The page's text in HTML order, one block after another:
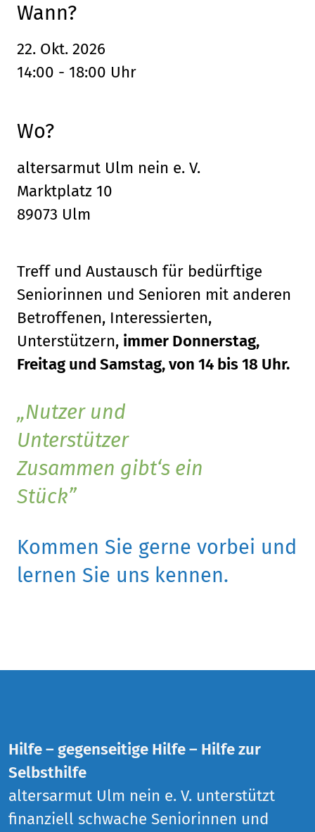
Wann?
22. Okt. 2026
14:00 - 18:00 Uhr
Wo?
altersarmut Ulm nein e. V.
Marktplatz 10
89073 Ulm
Treff und Austausch für bedürftige
Seniorinnen und Senioren mit anderen
Betroffenen, Interessierten,
Unterstützern, immer Donnerstag,
Freitag und Samstag, von 14 bis 18 Uhr.
Nutzer und
Unterstützer
Zusammen gibt‘s ein
Stück
Kommen Sie gerne vorbei und
lernen Sie uns kennen.
Hilfe – gegenseitige Hilfe – Hilfe zur
Selbsthilfe
altersarmut Ulm nein e. V. unterstützt
finanziell schwache Seniorinnen und